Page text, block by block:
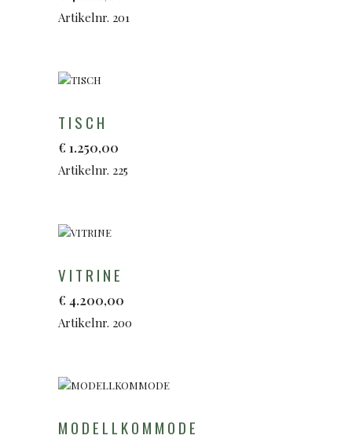
Artikelnr. 201
TISCH
€ 1.250,00
Artikelnr. 225
VITRINE
€ 4.200,00
Artikelnr. 200
MODELLKOMMODE